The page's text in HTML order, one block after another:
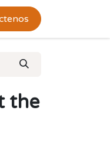
the